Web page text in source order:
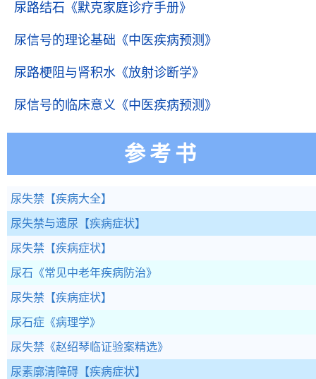
尿路结石 《默克家庭诊疗手册》
尿信号的理论基础 《中医疾病预测》
尿路梗阻与肾积水 《放射诊断学》
尿信号的临床意义 《中医疾病预测》
参考书
尿失禁 【疾病大全】
尿失禁与遗尿 【疾病症状】
尿失禁 【疾病症状】
尿石 《常见中老年疾病防治》
尿失禁 【疾病症状】
尿石症 《病理学》
尿失禁 《赵绍琴临证验案精选》
尿素廓清障碍 【疾病症状】